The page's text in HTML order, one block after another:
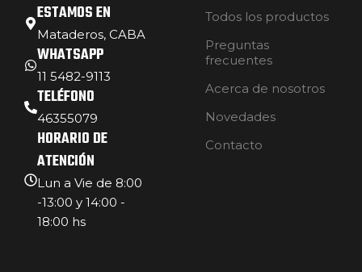
ESTAMOS EN
Mataderos, CABA
WHATSAPP
11 5482-9113
TELÉFONO
46355079
HORARIO DE
ATENCIÓN
Lun a Vie de 8:00
-13:00 y 14:00 -
18:00 hs
Todos los productos
Preguntas
frecuentes
Acerca de nosotros
Novedades
Contacto